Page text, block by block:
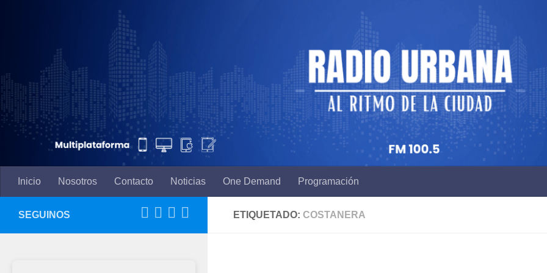
Inicio Nosotros Contacto Noticias One Demand Programación
ETIQUETADO: COSTANERA
SEGUINOS